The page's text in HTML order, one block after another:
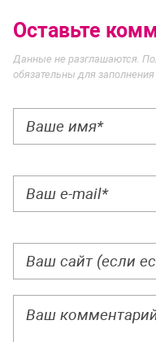
Оставьте
Данные не разглашаются.
обязательны для заполнения